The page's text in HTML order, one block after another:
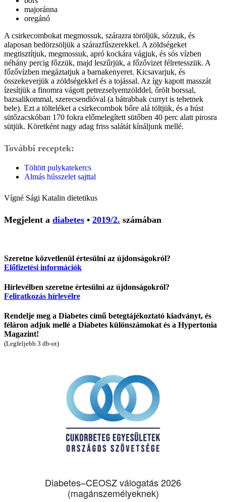
majoránna
oregánó
A csirkecombokat megmossuk, szárazra töröljük, sózzuk, és
alaposan bedörzsöljük a szárazfűszerekkel. A zöldségeket
megtisztítjuk, megmossuk, apró kockára vágjuk, és sós vízben
néhány percig főzzük, majd leszűrjük, a főzővizet félretesszük. A
főzővízben megáztatjuk a barnakenyeret. Kicsavarjuk, és
összekeverjük a zöldségekkel és a tojással. Az így kapott masszát
ízesítjük a finomra vágott petrezselyemzölddel, őrölt borssal,
bazsalikommal, szerecsendióval (a bátrabbak curryt is tehetnek
bele). Ezt a tölteléket a csirkecombok bőre alá töltjük, és a húst
sütőzacskóban 170 fokra előmelegített sütőben 40 perc alatt pirosra
sütjük. Köretként nagy adag friss salátát kínáljunk mellé.
További receptek:
Töltött pulykatekercs
Almás hússzelet sajttal
Vígné Sági Katalin dietetikus
Megjelent a diabetes • 2019/2. számában
Szeretne közvetlenül értesülni az újdonságokról?
Előfizetési információk
Hírlevélben szeretne értesülni az újdonságokról?
Feliratkozás hírlevélre
Rendelje meg a Diabetes című betegtájékoztató kiadványt, és
féláron adjuk mellé a Diabetes különszámokat és a Hypertonia
Magazint!
(Legfeljebb 3 db-ot)